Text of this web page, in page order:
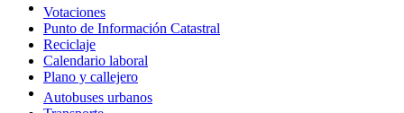
Votaciones
Punto de Información Catastral
Reciclaje
Calendario laboral
Plano y callejero
Autobuses urbanos